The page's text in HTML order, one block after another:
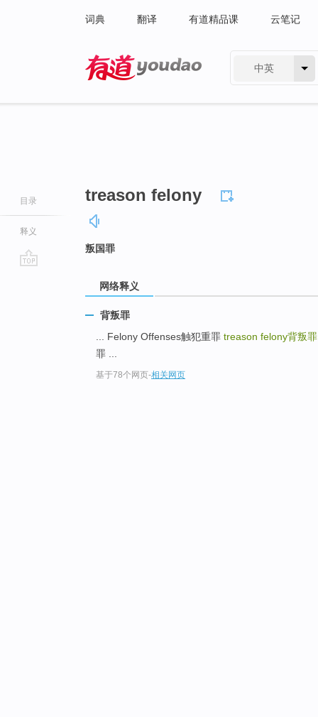
词典 翻译 有道精品课 云笔记
中英
目录
释义
treason felony
叛国罪
网络释义
背叛罪
... Felony Offenses触犯重罪 treason felony背叛罪
罪 ...
基于78个网页-相关网页